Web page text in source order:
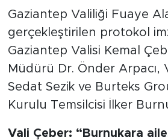
Gaziantep Valiliği Fuaye
gerçekleştirilen protokol
Gaziantep Valisi Kemal
Müdürü Dr. Önder Arpacı,
Sedat Sezik ve Burteks
Kurulu Temsilcisi İlker
Vali Çeber: “Burnukara